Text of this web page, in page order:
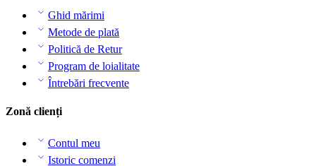
Ghid mărimi
Metode de plată
Politică de Retur
Program de loialitate
Întrebări frecvente
Zonă clienți
Contul meu
Istoric comenzi